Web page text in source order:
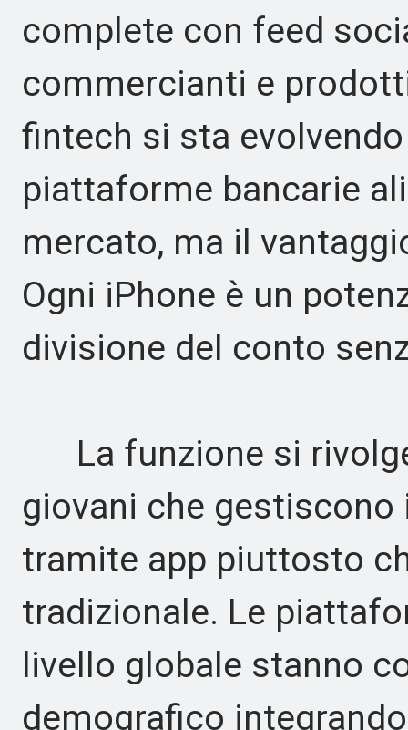
complete con feed
commercianti e
fintech si sta
piattaforme bancarie
mercato, ma il
Ogni iPhone è un
divisione del conto
La funzione si
giovani che
tramite app piuttosto
tradizionale. Le
livello globale stanno
demografico